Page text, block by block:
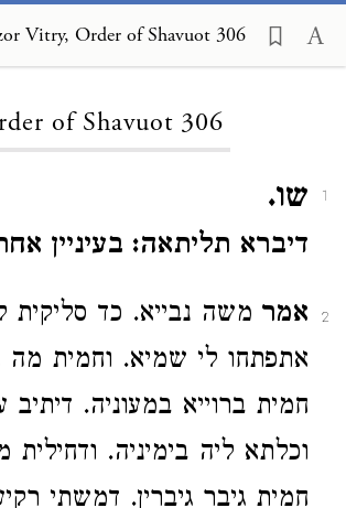
Vitry, Order of Shavuot 306
of Shavuot 306
1 שו.
דיברא תליתאה: בעיניין
2 אמר משה נבייא. כד סליקית
אתפתחו לי שמיא. וחמית מה
חמית ברוייא במעוניה. דיתיב
וכלתא ליה בימיניה. ודחילית